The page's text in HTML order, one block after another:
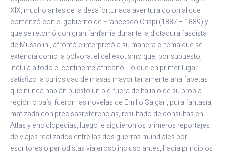
XIX, mucho antes de la desafortunada aventura colonial que
comenzó con el gobierno de Francesco Crispi (1887 – 1889) y
que se retomó con gran fanfarria durante la dictadura fascista
de Mussolini, afrontó e interpretó a su manera el tema que se
extendía como la pólvora: el del exotismo que, por supuesto,
incluía a todo el continente africano. Lo que en primer lugar
satisfizo la curiosidad de masas mayoritariamente analfabetas
que nunca habían puesto un pie fuera de Italia o de su propia
región o país, fueron las novelas de Emilio Salgari, pura fantasía,
matizada con precisasreferencias, resultado de consultas en
Atlas y enciclopedias, luego le siguieronlos primeros reportajes
de viajes realizados entre las dos guerras mundiales por
escritores o periodistas viajeroso incluso antes, hacia principios